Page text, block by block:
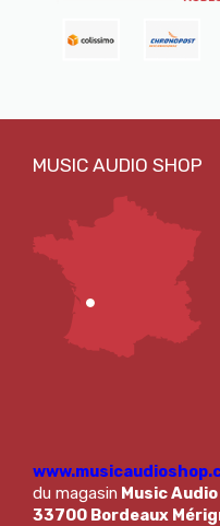
du magasin Music
33700 Bordeaux